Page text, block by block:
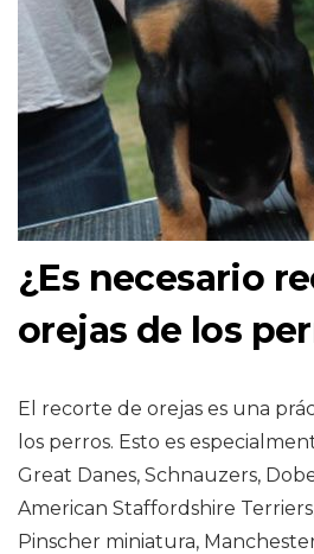
¿Es necesario
orejas de los
El recorte de orejas es una
los perros. Esto es
Great Danes, Schnauzers,
American Staffordshire
Pinscher miniatura,